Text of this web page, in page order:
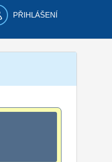
PŘIHLÁŠENÍ